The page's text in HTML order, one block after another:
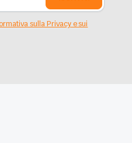
sulla Privacy e sui